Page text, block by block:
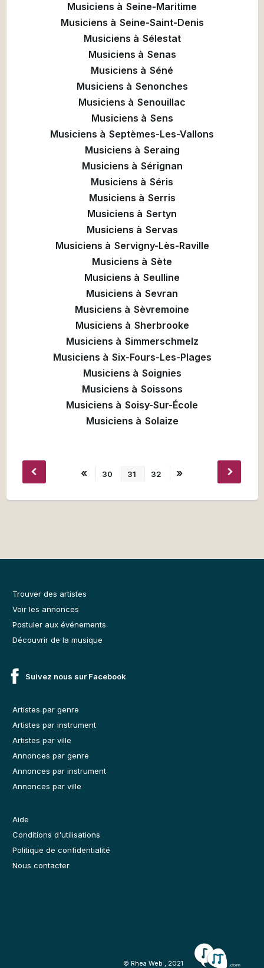
Musiciens à Seine-Maritime
Musiciens à Seine-Saint-Denis
Musiciens à Sélestat
Musiciens à Senas
Musiciens à Séné
Musiciens à Senonches
Musiciens à Senouillac
Musiciens à Sens
Musiciens à Septèmes-Les-Vallons
Musiciens à Seraing
Musiciens à Sérignan
Musiciens à Séris
Musiciens à Serris
Musiciens à Sertyn
Musiciens à Servas
Musiciens à Servigny-Lès-Raville
Musiciens à Sète
Musiciens à Seulline
Musiciens à Sevran
Musiciens à Sèvremoine
Musiciens à Sherbrooke
Musiciens à Simmerschmelz
Musiciens à Six-Fours-Les-Plages
Musiciens à Soignies
Musiciens à Soissons
Musiciens à Soisy-Sur-École
Musiciens à Solaize
« 30 31 32 »
Trouver des artistes
Voir les annonces
Postuler aux événements
Découvrir de la musique
Suivez nous sur Facebook
Artistes par genre
Artistes par instrument
Artistes par ville
Annonces par genre
Annonces par instrument
Annonces par ville
Aide
Conditions d'utilisations
Politique de confidentialité
Nous contacter
© Rhea Web , 2021